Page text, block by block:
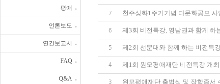
평애
언론보도
연간보고서
FAQ
Q&A
7 천주성화1주기기념 다문화공모
6 제3회 비전특강, 영남권과 함게 하
5 제2회 선문대와 함께 하는 비전특
4 제1회 원모평애재단 비전특강 개최
3 원모평애재단 출범식 및 장학증서